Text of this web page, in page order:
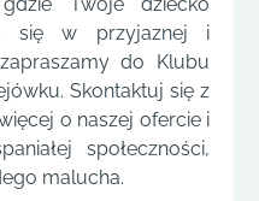
się w przyjaznej i
do Klubu
Skontaktuj się z
o naszej ofercie i
społeczności,
malucha.